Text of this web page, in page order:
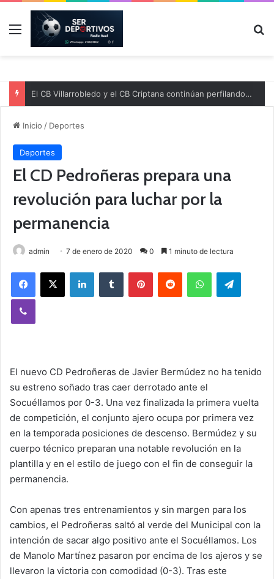
Menú
El CB Villarrobledo y el CB Criptana continúan perfilando sus plantillas
Inicio / Deportes
Deportes
El CD Pedroñeras prepara una
revolución para luchar por la
permanencia
admin 7 de enero de 2020 0 1 minuto de lectura
El nuevo CD Pedroñeras de Javier Bermúdez no ha tenido
su estreno soñado tras caer derrotado ante el
Socuéllamos por 0-3. Una vez finalizada la primera vuelta
de competición, el conjunto ajero ocupa por primera vez
en la temporada posiciones de descenso. Bermúdez y su
cuerpo técnico preparan una notable revolución en la
plantilla y en el estilo de juego con el fin de conseguir la
permanencia.
Con apenas tres entrenamientos y sin margen para los
cambios, el Pedroñeras saltó al verde del Municipal con la
intención de sacar algo positivo ante el Socuéllamos. Los
de Manolo Martínez pasaron por encima de los ajeros y se
llevaron la victoria con comodidad (0-3). Tras este